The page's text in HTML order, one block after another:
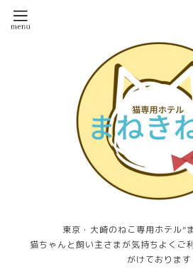
東京・大崎のねこ専用ホテル”
猫ちゃんと飼い主さまが気持ちよくご
がけております